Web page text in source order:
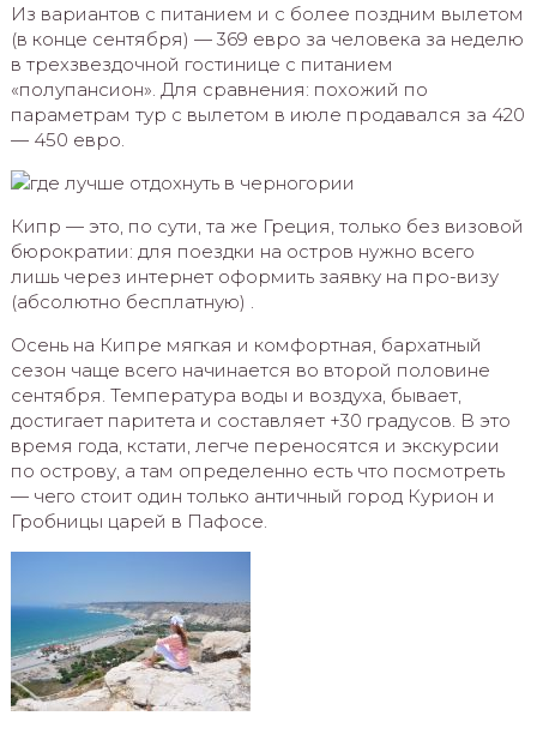
Из вариантов с питанием и с более поздним вылетом
(в конце сентября) — 369 евро за человека за неделю
в трехзвездочной гостинице с питанием
«полупансион». Для сравнения: похожий по
параметрам тур с вылетом в июле продавался за 420
— 450 евро.
Кипр — это, по сути, та же Греция, только без визовой
бюрократии: для поездки на остров нужно всего
лишь через интернет оформить заявку на про-визу
(абсолютно бесплатную) .
Осень на Кипре мягкая и комфортная, бархатный
сезон чаще всего начинается во второй половине
сентября. Температура воды и воздуха, бывает,
достигает паритета и составляет +30 градусов. В это
время года, кстати, легче переносятся и экскурсии
по острову, а там определенно есть что посмотреть
— чего стоит один только античный город Курион и
Гробницы царей в Пафосе.